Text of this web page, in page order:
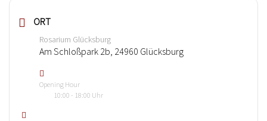
ORT
Rosarium Glücksburg
Am Schloßpark 2b, 24960 Glücksburg
Opening Hour
10:00 - 18:00 Uhr